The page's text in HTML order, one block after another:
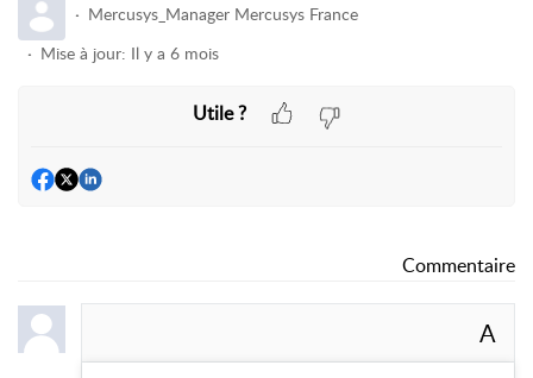
Mercusys_Manager Mercusys France
Mise à jour: Il y a 6 mois
Utile ?
Commentaire
A